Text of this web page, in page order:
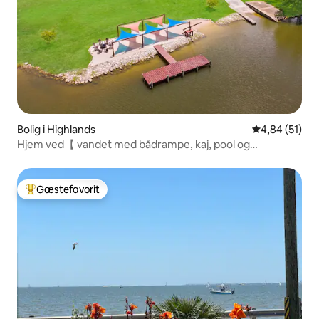
Bolig i Highlands 4,84 ud af 5
4,84 (51)
Hjem ved【 vandet med bådrampe, kaj, pool og
Bedste gæstefavorit
Gæstefavorit